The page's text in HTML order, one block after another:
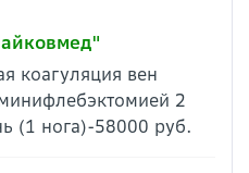
коагуляция вен
2
(1 нога)-58000 руб.